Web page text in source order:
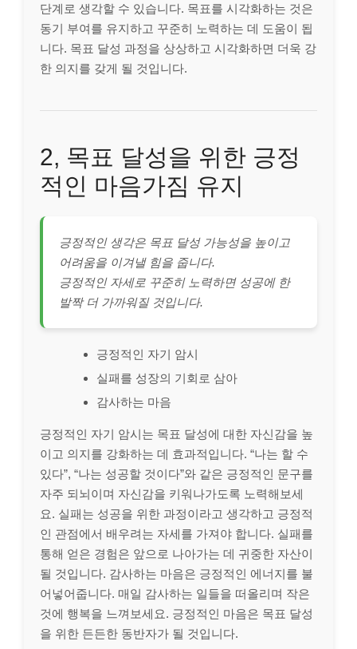
단계로 생각할 수 있습니다. 목표를 시각화하는 것은
동기 부여를 유지하고 꾸준히 노력하는 데 도움이 됩
니다. 목표 달성 과정을 상상하고 시각화하면 더욱 강
한 의지를 갖게 될 것입니다.
2, 목표 달성을 위한 긍정
적인 마음가짐 유지
긍정적인 생각은 목표 달성 가능성을 높이고
어려움을 이겨낼 힘을 줍니다.
긍정적인 자세로 꾸준히 노력하면 성공에 한
발짝 더 가까워질 것입니다.
긍정적인 자기 암시
실패를 성장의 기회로 삼아
감사하는 마음
긍정적인 자기 암시는 목표 달성에 대한 자신감을 높
이고 의지를 강화하는 데 효과적입니다. “나는 할 수
있다”, “나는 성공할 것이다”와 같은 긍정적인 문구를
자주 되뇌이며 자신감을 키워나가도록 노력해보세
요. 실패는 성공을 위한 과정이라고 생각하고 긍정적
인 관점에서 배우려는 자세를 가져야 합니다. 실패를
통해 얻은 경험은 앞으로 나아가는 데 귀중한 자산이
될 것입니다. 감사하는 마음은 긍정적인 에너지를 불
어넣어줍니다. 매일 감사하는 일들을 떠올리며 작은
것에 행복을 느껴보세요. 긍정적인 마음은 목표 달성
을 위한 든든한 동반자가 될 것입니다.